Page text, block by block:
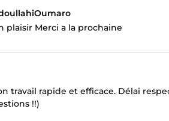
plaisir Merci a la prochaine
travail rapide et efficace. Délai
!!)